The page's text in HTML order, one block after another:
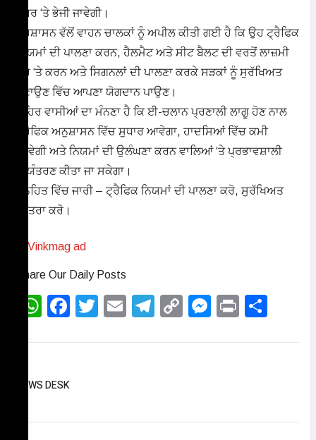
ਨੰਬਰ ‘ਤੇ ਭੇਜੀ ਜਾਵੇਗੀ।
ਪ੍ਰਸ਼ਾਸਨ ਵੱਲੋਂ ਵਾਹਨ ਚਾਲਕਾਂ ਨੂੰ ਅਪੀਲ ਕੀਤੀ ਗਈ ਹੈ ਕਿ ਉਹ ਟ੍ਰੈਫਿਕ
ਨਿਯਮਾਂ ਦੀ ਪਾਲਣਾ ਕਰਨ, ਹੈਲਮੈਟ ਅਤੇ ਸੀਟ ਬੈਲਟ ਦੀ ਵਰਤੋਂ ਲਾਜ਼ਮੀ
ਤੌਰ ‘ਤੇ ਕਰਨ ਅਤੇ ਸਿਗਨਲਾਂ ਦੀ ਪਾਲਣਾ ਕਰਕੇ ਸੜਕਾਂ ਨੂੰ ਸੁਰੱਖਿਅਤ
ਬਣਾਉਣ ਵਿੱਚ ਆਪਣਾ ਯੋਗਦਾਨ ਪਾਉਣ।
ਸ਼ਹਿਰ ਵਾਸੀਆਂ ਦਾ ਮੰਨਣਾ ਹੈ ਕਿ ਈ-ਚਲਾਨ ਪ੍ਰਣਾਲੀ ਲਾਗੂ ਹੋਣ ਨਾਲ
ਟ੍ਰੈਫਿਕ ਅਨੁਸ਼ਾਸਨ ਵਿੱਚ ਸੁਧਾਰ ਆਵੇਗਾ, ਹਾਦਸਿਆਂ ਵਿੱਚ ਕਮੀ
ਆਵੇਗੀ ਅਤੇ ਨਿਯਮਾਂ ਦੀ ਉਲੰਘਣਾ ਕਰਨ ਵਾਲਿਆਂ ‘ਤੇ ਪ੍ਰਭਾਵਸ਼ਾਲੀ
ਨਿਯੰਤਰਣ ਕੀਤਾ ਜਾ ਸਕੇਗਾ।
ਜਨਹਿਤ ਵਿੱਚ ਜਾਰੀ – ਟ੍ਰੈਫਿਕ ਨਿਯਮਾਂ ਦੀ ਪਾਲਣਾ ਕਰੋ, ਸੁਰੱਖਿਅਤ
ਯਾਤਰਾ ਕਰੋ।
Share Our Daily Posts
WhatsApp
Facebook
Twitter
EmailTelegram
Copy Print
NEWS DESK